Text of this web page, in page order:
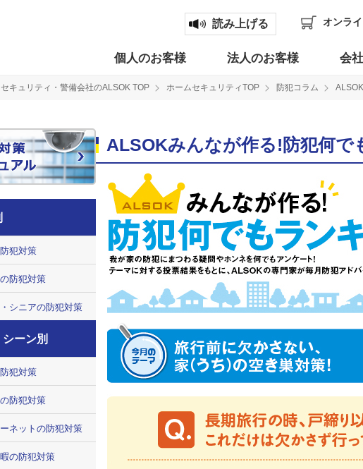
読み上げる オンラ
個人のお客様 法人のお客様 会
キュリティ・警備会社のALSOK TOP ホームセキュリティTOP 防犯コラム
ALSOKみんなが作る!防犯何で
犯対策
防犯対策
シニアの防犯対策
ーン別
犯対策
防犯対策
ネットの防犯対策
の防犯対策